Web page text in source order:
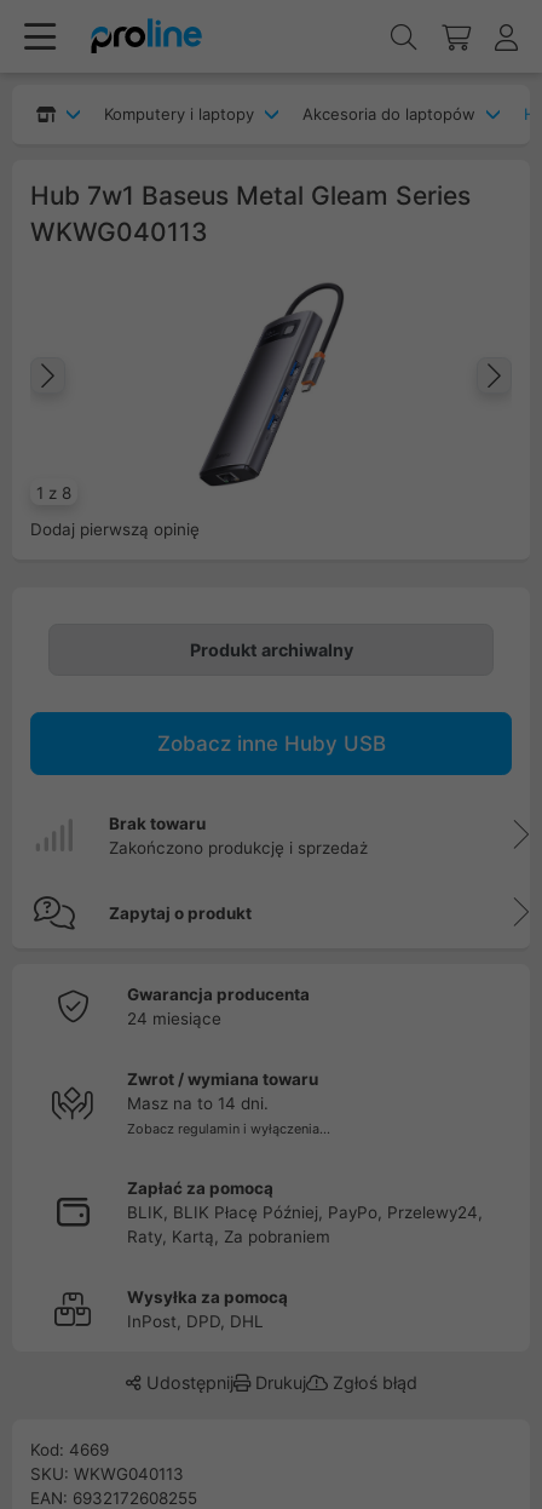
Komputery i laptopy Akcesoria do laptopów
Hub 7w1 Baseus Metal Gleam Series
WKWG040113
1 z 8
Dodaj pierwszą opinię
Produkt archiwalny
Zobacz inne Huby USB
Brak towaru
Zakończono produkcję i sprzedaż
Zapytaj o produkt
Gwarancja producenta
24 miesiące
Zwrot / wymiana towaru
Masz na to 14 dni.
Zobacz regulamin i wyłączenia...
Zapłać za pomocą
BLIK, BLIK Płacę Później, PayPo, Przelewy24,
Raty, Kartą, Za pobraniem
Wysyłka za pomocą
InPost, DPD, DHL
Udostępnij Drukuj Zgłoś błąd
Kod: 4669
SKU: WKWG040113
EAN: 6932172608255